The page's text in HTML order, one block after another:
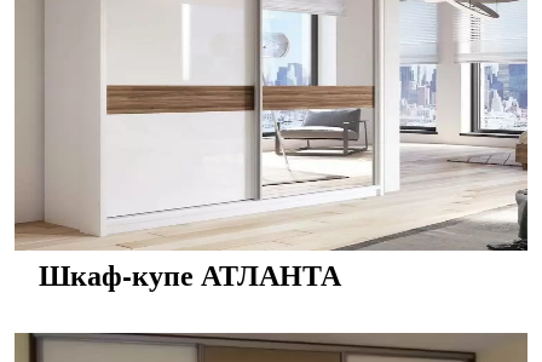
Шкаф-купе АТЛАНТА